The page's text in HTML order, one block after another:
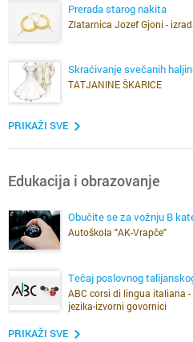
Prerada starog nakita
Zlatarnica Jozef Gjoni -
Skraćivanje svečanih
TATJANINE ŠKARICE
PRIKAŽI SVE
Edukacija i obrazovanje
Obučite se za vožnju B
Autoškola "AK-Vrapče"
Tečaj poslovnog
ABC corsi di lingua italiana
jezika-izvorni govornici
PRIKAŽI SVE